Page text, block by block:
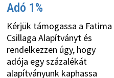
Adó 1%
Kérjük támogassa a Fatima
Csillaga Alapítványt és
rendelkezzen úgy, hogy
adója egy százalékát
alapítványunk kaphassa